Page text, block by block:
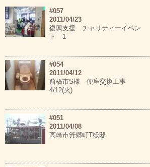
#057
2011/04/23
復興支援 チャリティーイベン
ト 1
#054
2011/04/12
前橋市S様 便座交換工事
4/12(火)
#051
2011/04/08
高崎市箕郷町T様邸